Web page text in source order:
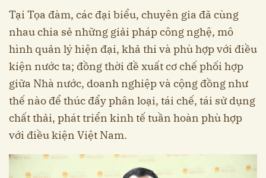
Tại Tọa đàm, các đại biểu, chuyên gia đã cùng
nhau chia sẻ những giải pháp công nghệ, mô
hình quản lý hiện đại, khả thi và phù hợp với điều
kiện nước ta; đồng thời đề xuất cơ chế phối hợp
giữa Nhà nước, doanh nghiệp và cộng đồng như
thế nào để thúc đẩy phân loại, tái chế, tái sử dụng
chất thải, phát triển kinh tế tuần hoàn phù hợp
với điều kiện Việt Nam.